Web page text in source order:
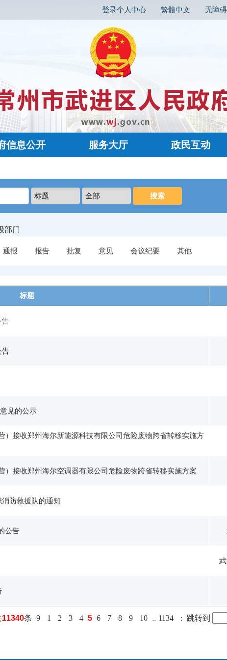
登录个人中心 繁體中文 无障
信息公开 服务大厅 政民互动
部门
通报 报告 批复 意见 会议纪要 其他
标题
告
告
见的公示
）接收郑州海尔新能源科技有限公司危险废物跨省转移实施方
）接收郑州海尔空调器有限公司危险废物跨省转移实施方案
防救援队的通知
公告
11340条 9 1 2 3 4 5 6 7 8 9 10 .. 1134 : 跳转到